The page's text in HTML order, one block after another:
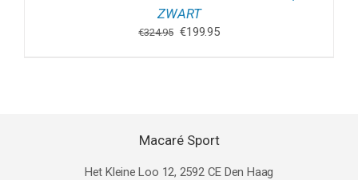
ZWART
€324.95 Oorspronkelijke
€199.95Huidige
Macaré Sport
Het Kleine Loo 12, 2592 CE Den Haag